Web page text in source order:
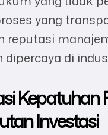
yang
reputasi
dipercaya di
Kepatuhan
Investasi